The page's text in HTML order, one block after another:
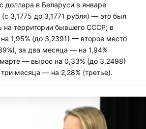
доллара в Беларуси в январе
(с 3,1775 до 3,1771 рубля) — это был
на территории бывшего СССР; в
1,95% (до 3,2391) — второе место
за два месяца — на 1,94%
— вырос на 0,33% (до 3,2498)
месяца — на 2,28% (третье).